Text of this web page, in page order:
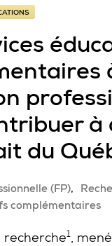
à
du
(FP)
complémentaires
recherche1,